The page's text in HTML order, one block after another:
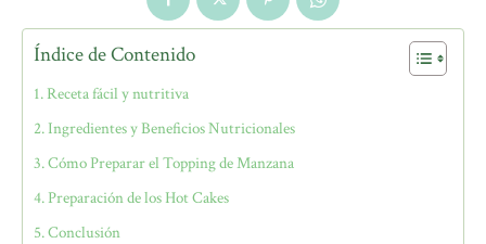
Índice de Contenido
Receta fácil y nutritiva
Ingredientes y Beneficios Nutricionales
Cómo Preparar el Topping de Manzana
Preparación de los Hot Cakes
Conclusión